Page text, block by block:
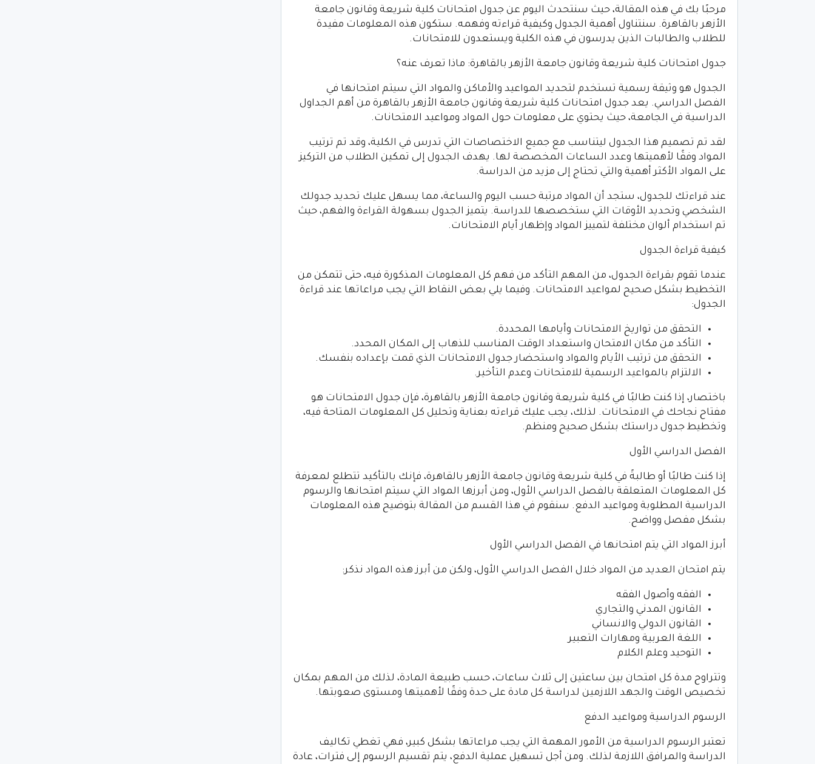
مرحبًا بك في هذه المقالة، حيث سنتحدث اليوم عن جدول امتحانات كلية شريعة وقانون جامعة
الأزهر بالقاهرة. سنتناول أهمية الجدول وكيفية قراءته وفهمه. ستكون هذه المعلومات مفيدة
للطلاب والطالبات الذين يدرسون في هذه الكلية ويستعدون للامتحانات.
جدول امتحانات كلية شريعة وقانون جامعة الأزهر بالقاهرة: ماذا تعرف عنه؟
الجدول هو وثيقة رسمية تستخدم لتحديد المواعيد والأماكن والمواد التي سيتم امتحانها في
الفصل الدراسي. يعد جدول امتحانات كلية شريعة وقانون جامعة الأزهر بالقاهرة من أهم الجداول
الدراسية في الجامعة، حيث يحتوي على معلومات حول المواد ومواعيد الامتحانات.
لقد تم تصميم هذا الجدول ليتناسب مع جميع الاختصاصات التي تدرس في الكلية، وقد تم ترتيب
المواد وفقًا لأهميتها وعدد الساعات المخصصة لها. يهدف الجدول إلى تمكين الطلاب من التركيز
على المواد الأكثر أهمية والتي تحتاج إلى مزيد من الدراسة.
عند قراءتك للجدول، ستجد أن المواد مرتبة حسب اليوم والساعة، مما يسهل عليك تحديد جدولك
الشخصي وتحديد الأوقات التي ستخصصها للدراسة. يتميز الجدول بسهولة القراءة والفهم، حيث
تم استخدام ألوان مختلفة لتمييز المواد وإظهار أيام الامتحانات.
كيفية قراءة الجدول
عندما تقوم بقراءة الجدول، من المهم التأكد من فهم كل المعلومات المذكورة فيه، حتى تتمكن من
التخطيط بشكل صحيح لمواعيد الامتحانات. وفيما يلي بعض النقاط التي يجب مراعاتها عند قراءة
الجدول:
التحقق من تواريخ الامتحانات وأيامها المحددة.
التأكد من مكان الامتحان واستعداد الوقت المناسب للذهاب إلى المكان المحدد.
التحقق من ترتيب الأيام والمواد واستحضار جدول الامتحانات الذي قمت بإعداده بنفسك.
الالتزام بالمواعيد الرسمية للامتحانات وعدم التأخير.
باختصار، إذا كنت طالبًا في كلية شريعة وقانون جامعة الأزهر بالقاهرة، فإن جدول الامتحانات هو
مفتاح نجاحك في الامتحانات. لذلك، يجب عليك قراءته بعناية وتحليل كل المعلومات المتاحة فيه،
وتخطيط جدول دراستك بشكل صحيح ومنظم.
الفصل الدراسي الأول
إذا كنت طالبًا أو طالبةً في كلية شريعة وقانون جامعة الأزهر بالقاهرة، فإنك بالتأكيد تتطلع لمعرفة
كل المعلومات المتعلقة بالفصل الدراسي الأول، ومن أبرزها المواد التي سيتم امتحانها والرسوم
الدراسية المطلوبة ومواعيد الدفع. سنقوم في هذا القسم من المقالة بتوضيح هذه المعلومات
بشكل مفصل وواضح.
أبرز المواد التي يتم امتحانها في الفصل الدراسي الأول
يتم امتحان العديد من المواد خلال الفصل الدراسي الأول، ولكن من أبرز هذه المواد نذكر:
الفقه وأصول الفقه
القانون المدني والتجاري
القانون الدولي والانساني
اللغة العربية ومهارات التعبير
التوحيد وعلم الكلام
وتتراوح مدة كل امتحان بين ساعتين إلى ثلاث ساعات، حسب طبيعة المادة، لذلك من المهم بمكان
تخصيص الوقت والجهد اللازمين لدراسة كل مادة على حدة وفقًا لأهميتها ومستوى صعوبتها.
الرسوم الدراسية ومواعيد الدفع
تعتبر الرسوم الدراسية من الأمور المهمة التي يجب مراعاتها بشكل كبير، فهي تغطي تكاليف
الدراسة والمرافق اللازمة لذلك. ومن أجل تسهيل عملية الدفع، يتم تقسيم الرسوم إلى فترات، عادة